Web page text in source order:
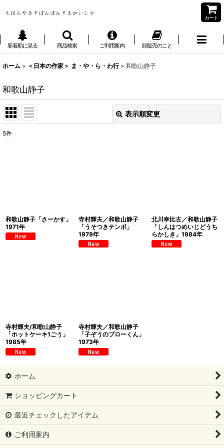
カート
新着順に見る 商品検索 ご利用案内 卸販売のこと
ホーム > ＜日本の作家＞ ま・や・ら・わ行 > 和歌山静子
和歌山静子
表示順変更
5件
和歌山静子「さーかす」
1971年
寺村輝夫／和歌山静子
「うそつきテンボ」
1979年
北川幸比古／和歌山静子
「しんはつめいじどうち
らかしき」1984年
寺村輝夫/和歌山静子
「ホットケーキ1ごう」
1985年
寺村輝夫／和歌山静子
「子ぞうのブローくん」
1973年
ホーム
ショッピングカート
最近チェックしたアイテム
ご利用案内